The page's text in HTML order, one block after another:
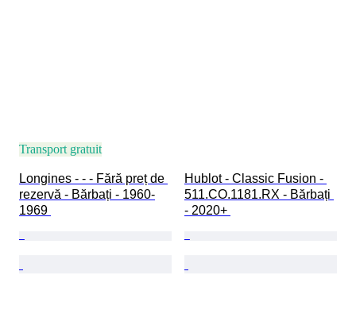
Transport gratuit
Longines - - - Fără preț de
rezervă - Bărbați - 1960-
1969
Hublot - Classic Fusion -
511.CO.1181.RX - Bărbați
- 2020+